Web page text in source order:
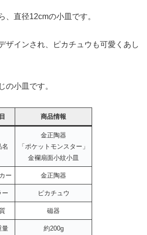
、直径12cmの小皿です。
ザインされ、ピカチュウも可愛くあし
の小皿です。
商品情報
名
金正陶器
「ポケットモンスター」
金襴扇面小紋小皿
ー 金正陶器
ー ピカチュウ
磁器
量 約200g